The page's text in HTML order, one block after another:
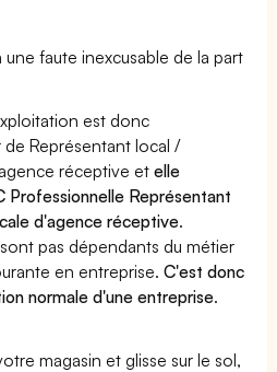
une faute inexcusable de la part
est donc
Représentant local /
réceptive etelle
Professionnelle Représentant
d'agence réceptive.
pas dépendants du métier
en entreprise.C'est donc
normale d'une entreprise.
magasin et glisse sur le sol,